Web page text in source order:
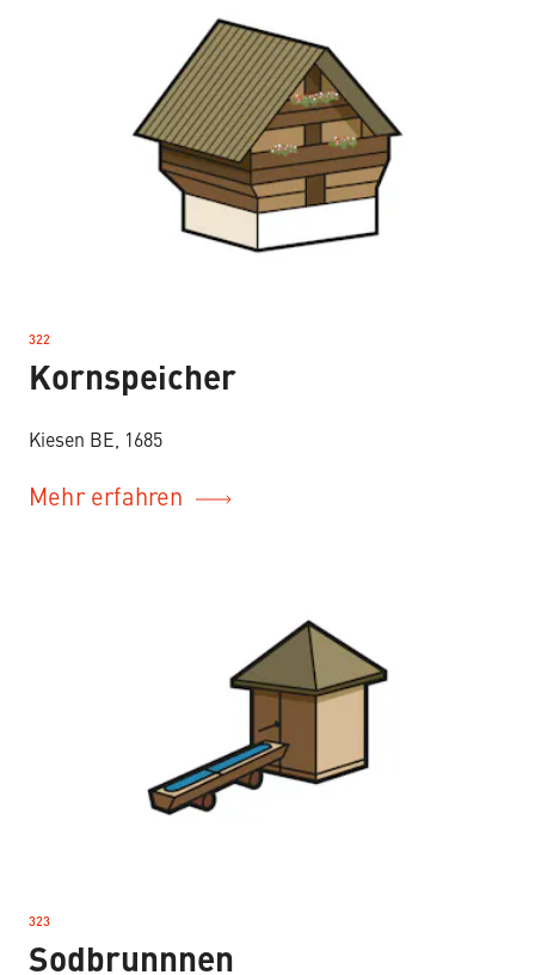
322
–
Kornspeicher
Kiesen BE, 1685
Mehr erfahren
323
–
Sodbrunnnen